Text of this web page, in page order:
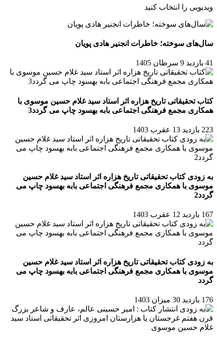
ویدیویی را انتخاب کنید
سال‌های سوخته؛ خاطرات انجنیر هادی پویان
41 بازدید 9 سرطان 1405
کتاب تحقیقاتی تاریخ هزاره اثر استاد سید غلام حسین موسوی با
همکاری مجمع فرهنگی اجتماعی بابه بهسود چاپ می گردد3
223 بازدید 13 عقرب 1403
به زودی کتاب تحقیقاتی تاریخ هزاره اثر استاد سید غلام حسین
موسوی با همکاری مجمع فرهنگی اجتماعی بابه بهسود چاپ می
گردد2
167 بازدید 12 عقرب 1403
به زودی کتاب تحقیقاتی تاریخ هزاره اثر استاد سید غلام حسین
موسوی با همکاری مجمع فرهنگی اجتماعی بابه بهسود چاپ می
گردد
176 بازدید 30 میزان 1403